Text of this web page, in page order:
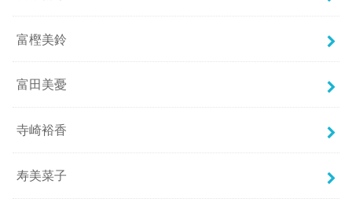
富樫美鈴
富田美憂
寺崎裕香
寿美菜子